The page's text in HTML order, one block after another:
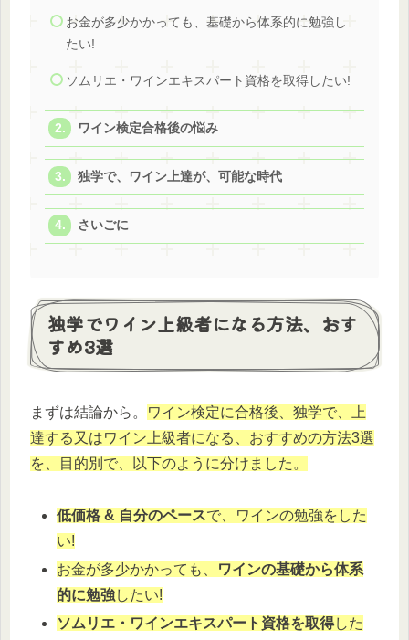
お金が多少かかっても、基礎から体系的に勉強し
たい!
ソムリエ・ワインエキスパート資格を取得したい!
ワイン検定合格後の悩み
独学で、ワイン上達が、可能な時代
さいごに
独学でワイン上級者になる方法、おす
すめ3選
まずは結論から。
ワイン検定に合格後、独学で、上
達する又はワイン上級者になる、おすすめの方法3選
を、目的別で、以下のように分けました。
低価格 & 自分のペースで、ワインの勉強をした
い!
お金が多少かかっても、
ワインの基礎から体系
的に勉強したい!
ソムリエ・ワインエキスパート資格を取得した